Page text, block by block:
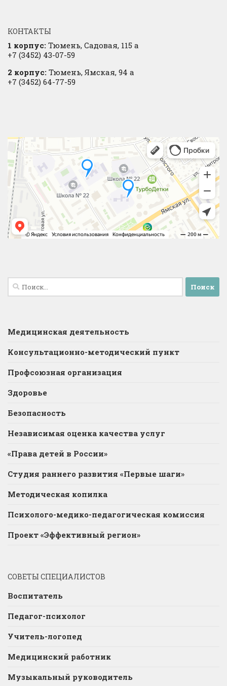
КОНТАКТЫ
1 корпус: Тюмень, Садовая, 115 а
+7 (3452) 43-07-59
2 корпус: Тюмень, Ямская, 94 а
+7 (3452) 64-77-59
Найти:
Медицинская деятельность
Консультационно-методический пункт
Профсоюзная организация
Здоровье
Безопасность
Независимая оценка качества услуг
«Права детей в России»
Студия раннего развития «Первые шаги»
Методическая копилка
Психолого-медико-педагогическая комиссия
Проект «Эффективный регион»
СОВЕТЫ СПЕЦИАЛИСТОВ
Воспитатель
Педагог-психолог
Учитель-логопед
Медицинский работник
Музыкальный руководитель